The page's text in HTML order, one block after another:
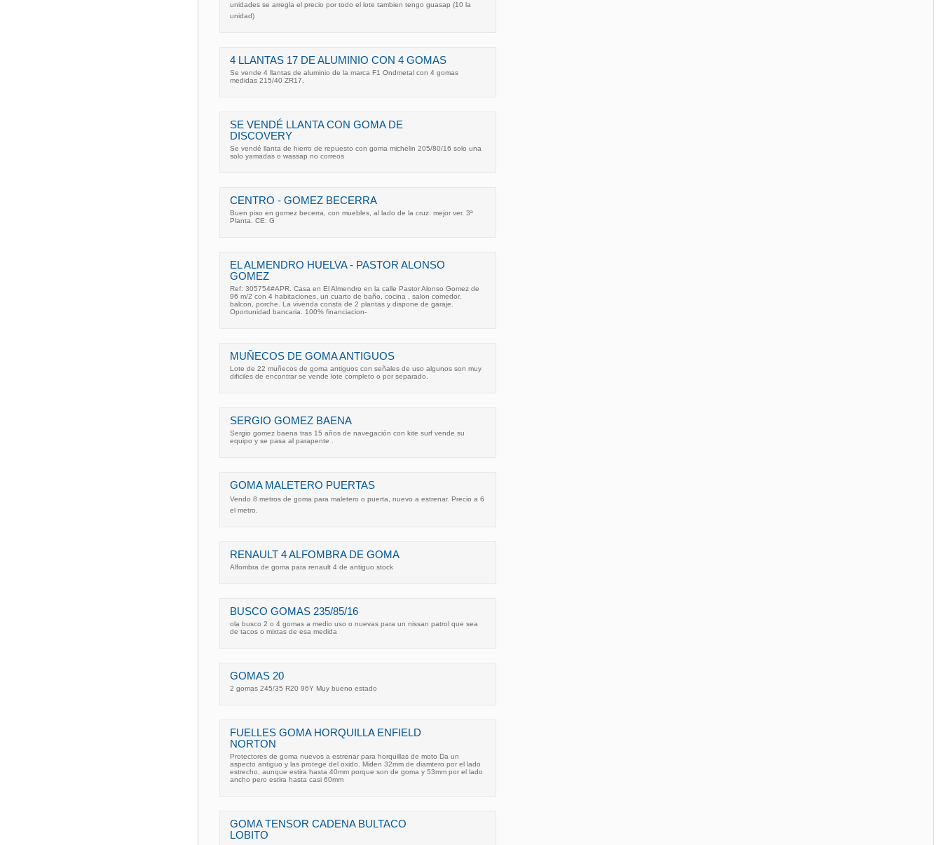
unidades se arregla el precio por todo el lote tambien tengo guasap (10 la
unidad)
4 LLANTAS 17 DE ALUMINIO CON 4 GOMAS
Se vende 4 llantas de aluminio de la marca F1 Ondmetal con 4 gomas
medidas 215/40 ZR17.
SE VENDÉ LLANTA CON GOMA DE
DISCOVERY
Se vendé llanta de hierro de repuesto con goma michelin 205/80/16 solo una
solo yamadas o wassap no correos
CENTRO - GOMEZ BECERRA
Buen piso en gomez becerra, con muebles, al lado de la cruz. mejor ver. 3ª
Planta. CE: G
EL ALMENDRO HUELVA - PASTOR ALONSO
GOMEZ
Ref: 305754#APR. Casa en El Almendro en la calle Pastor Alonso Gomez de
96 m/2 con 4 habitaciones, un cuarto de baño, cocina , salon comedor,
balcon, porche. La vivenda consta de 2 plantas y dispone de garaje.
Oportunidad bancaria. 100% financiacion-
MUÑECOS DE GOMA ANTIGUOS
Lote de 22 muñecos de goma antiguos con señales de uso algunos son muy
dificiles de encontrar se vende lote completo o por separado.
SERGIO GOMEZ BAENA
Sergio gomez baena tras 15 años de navegación con kite surf vende su
equipo y se pasa al parapente .
GOMA MALETERO PUERTAS
Vendo 8 metros de goma para maletero o puerta, nuevo a estrenar. Precio a 6
el metro.
RENAULT 4 ALFOMBRA DE GOMA
Alfombra de goma para renault 4 de antiguo stock
BUSCO GOMAS 235/85/16
ola busco 2 o 4 gomas a medio uso o nuevas para un nissan patrol que sea
de tacos o mixtas de esa medida
GOMAS 20
2 gomas 245/35 R20 96Y Muy bueno estado
FUELLES GOMA HORQUILLA ENFIELD
NORTON
Protectores de goma nuevos a estrenar para horquillas de moto Da un
aspecto antiguo y las protege del oxido. Miden 32mm de diamtero por el lado
estrecho, aunque estira hasta 40mm porque son de goma y 53mm por el lado
ancho pero estira hasta casi 60mm
GOMA TENSOR CADENA BULTACO
LOBITO